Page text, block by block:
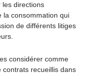
les directions
la consommation qui
de différents litiges
considérer comme
recueillis dans